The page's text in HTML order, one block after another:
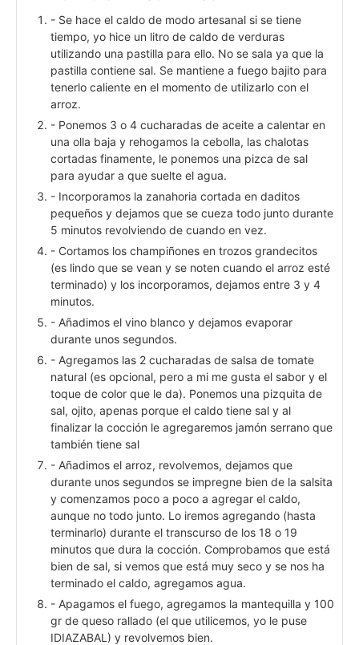
- Se hace el caldo de modo artesanal si se tiene
tiempo, yo hice un litro de caldo de verduras
utilizando una pastilla para ello. No se sala ya que la
pastilla contiene sal. Se mantiene a fuego bajito para
tenerlo caliente en el momento de utilizarlo con el
arroz.
- Ponemos 3 o 4 cucharadas de aceite a calentar en
una olla baja y rehogamos la cebolla, las chalotas
cortadas finamente, le ponemos una pizca de sal
para ayudar a que suelte el agua.
- Incorporamos la zanahoria cortada en daditos
pequeños y dejamos que se cueza todo junto durante
5 minutos revolviendo de cuando en vez.
- Cortamos los champiñones en trozos grandecitos
(es lindo que se vean y se noten cuando el arroz esté
terminado) y los incorporamos, dejamos entre 3 y 4
minutos.
- Añadimos el vino blanco y dejamos evaporar
durante unos segundos.
- Agregamos las 2 cucharadas de salsa de tomate
natural (es opcional, pero a mi me gusta el sabor y el
toque de color que le da). Ponemos una pizquita de
sal, ojito, apenas porque el caldo tiene sal y al
finalizar la cocción le agregaremos jamón serrano que
también tiene sal
- Añadimos el arroz, revolvemos, dejamos que
durante unos segundos se impregne bien de la salsita
y comenzamos poco a poco a agregar el caldo,
aunque no todo junto. Lo iremos agregando (hasta
terminarlo) durante el transcurso de los 18 o 19
minutos que dura la cocción. Comprobamos que está
bien de sal, si vemos que está muy seco y se nos ha
terminado el caldo, agregamos agua.
- Apagamos el fuego, agregamos la mantequilla y 100
gr de queso rallado (el que utilicemos, yo le puse
IDIAZABAL) y revolvemos bien.